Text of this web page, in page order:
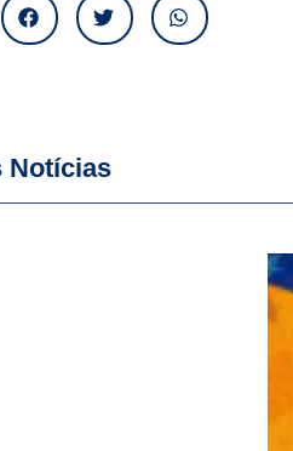
Notícias